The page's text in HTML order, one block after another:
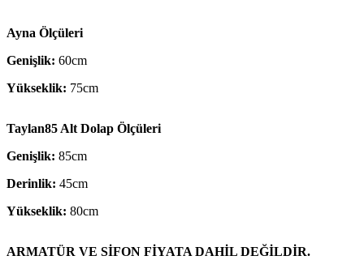
Ayna Ölçüleri
Genişlik: 60cm
Yükseklik: 75cm
Taylan85 Alt Dolap Ölçüleri
Genişlik: 85cm
Derinlik: 45cm
Yükseklik: 80cm
ARMATÜR VE SİFON FİYATA DAHİL DEĞİLDİR.